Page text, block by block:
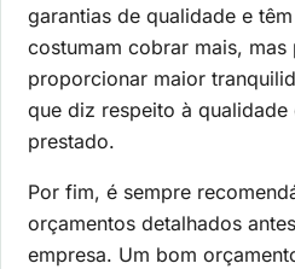
garantias de qualidade e
costumam cobrar mais, mas
proporcionar maior
que diz respeito à qualidade
prestado.
Por fim, é sempre
orçamentos detalhados
empresa. Um bom